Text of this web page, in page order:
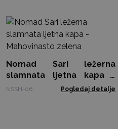
Nomad Sari ležerna
slamnata ljetna kapa -
Mahovinasto zelena
NSSH-06 Pogledaj detalje